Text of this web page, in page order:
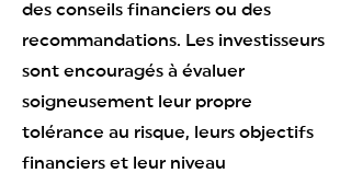
des conseils financiers ou des
recommandations. Les investisseurs
sont encouragés à évaluer
soigneusement leur propre
tolérance au risque, leurs objectifs
financiers et leur niveau